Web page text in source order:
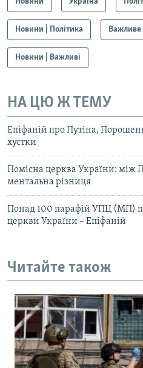
Новини | Політика Важливе
Новини | Важливі
НА ЦЮ Ж ТЕМУ
Епіфаній про Путіна,
хустки
Помісна церква України: між
ментальна різниця
Понад 100 парафій УПЦ (МП)
церкви України – Епіфаній
Читайте також